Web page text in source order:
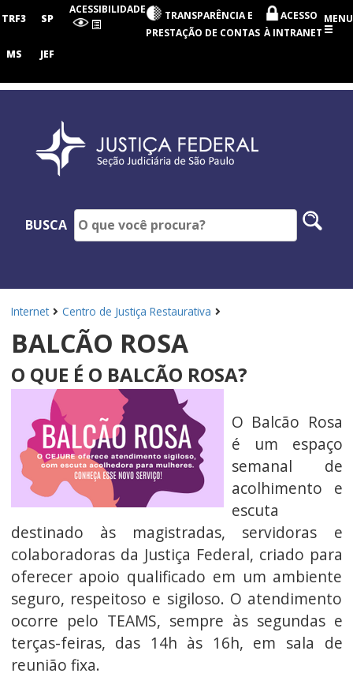
Judiciária
Paulo
TRF3 SP
MS JEF
ACESSIBILIDADE
TRANSPARÊNCIA E
PRESTAÇÃO DE CONTAS
ACESSO
À INTRANET
MENU
BUSCA
Internet Centro de Justiça Restaurativa
BALCÃO ROSA
O QUE É O BALCÃO ROSA?
O Balcão Rosa
é um espaço
semanal de
acolhimento e
escuta
destinado às magistradas, servidoras e
colaboradoras da Justiça Federal, criado para
oferecer apoio qualificado em um ambiente
seguro, respeitoso e sigiloso. O atendimento
ocorre pelo TEAMS, sempre às segundas e
terças-feiras, das 14h às 16h, em sala de
reunião fixa.